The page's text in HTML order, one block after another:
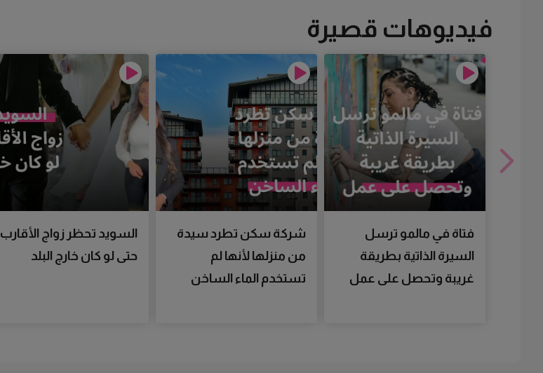
فيديوهات قصيرة
فتاة في مالمو ترسل
السيرة الذاتية بطريقة
غريبة وتحصل على عمل
شركة سكن تطرد سيدة
من منزلها لأنها لم
تستخدم الماء الساخن
السويد تحظر زواج الأقارب
حتى لو كان خارج البلد